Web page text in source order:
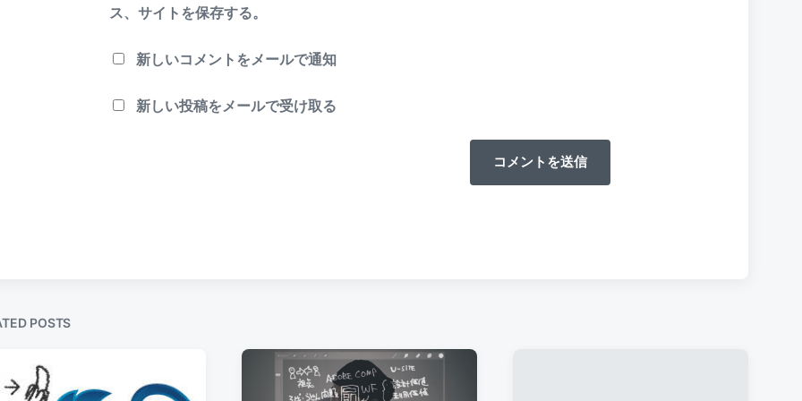
ス、サイトを保存する。
新しいコメントをメールで通知
新しい投稿をメールで受け取る
POSTS